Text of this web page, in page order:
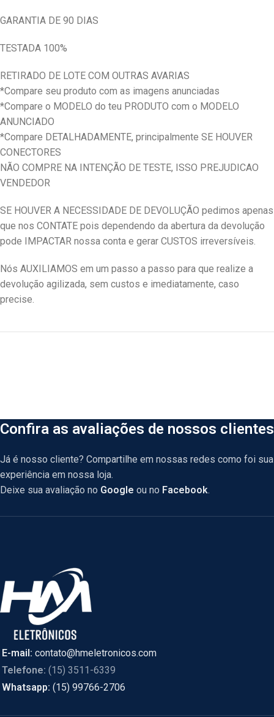
GARANTIA DE 90 DIAS
TESTADA 100%
RETIRADO DE LOTE COM OUTRAS AVARIAS
*Compare seu produto com as imagens anunciadas
*Compare o MODELO do teu PRODUTO com o MODELO
ANUNCIADO
*Compare DETALHADAMENTE, principalmente SE HOUVER
CONECTORES
NÃO COMPRE NA INTENÇÃO DE TESTE, ISSO PREJUDICAO
VENDEDOR
SE HOUVER A NECESSIDADE DE DEVOLUÇÃO pedimos apenas
que nos CONTATE pois dependendo da abertura da devolução
pode IMPACTAR nossa conta e gerar CUSTOS irreversíveis.
Nós AUXILIAMOS em um passo a passo para que realize a
devolução agilizada, sem custos e imediatamente, caso
precise.
Confira as avaliações de nossos clientes
Já é nosso cliente? Compartilhe em nossas redes como foi sua
experiência em nossa loja.
Deixe sua avaliação no Google ou no Facebook.
E-mail: contato@hmeletronicos.com
Telefone: (15) 3511-6339
Whatsapp: (15) 99766-2706